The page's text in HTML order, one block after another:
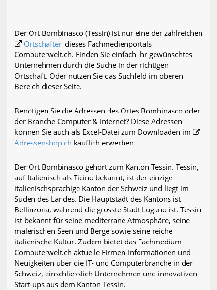
Der Ort Bombinasco (Tessin) ist nur eine der zahlreichen
Ortschaften dieses Fachmedienportals
Computerwelt.ch. Finden Sie einfach Ihr gewünschtes
Unternehmen durch die Suche in der richtigen
Ortschaft. Oder nutzen Sie das Suchfeld im oberen
Bereich dieser Seite.
Benötigen Sie die Adressen des Ortes Bombinasco oder
der Branche Computer & Internet? Diese Adressen
können Sie auch als Excel-Datei zum Downloaden im
Adressenshop.ch käuflich erwerben.
Der Ort Bombinasco gehört zum Kanton Tessin. Tessin,
auf Italienisch als Ticino bekannt, ist der einzige
italienischsprachige Kanton der Schweiz und liegt im
Süden des Landes. Die Hauptstadt des Kantons ist
Bellinzona, während die grösste Stadt Lugano ist. Tessin
ist bekannt für seine mediterrane Atmosphäre, seine
malerischen Seen und Berge sowie seine reiche
italienische Kultur. Zudem bietet das Fachmedium
Computerwelt.ch aktuelle Firmen-Informationen und
Neuigkeiten über die IT- und Computerbranche in der
Schweiz, einschliesslich Unternehmen und innovativen
Start-ups aus dem Kanton Tessin.